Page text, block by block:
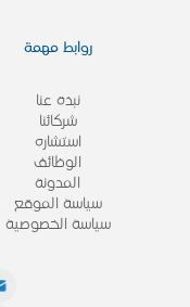
روابط مهمة
نبذة عنا
شركائنا
استشاره
الوظائف
المدونة
سياسة الموقع
سياسة الخصوصية